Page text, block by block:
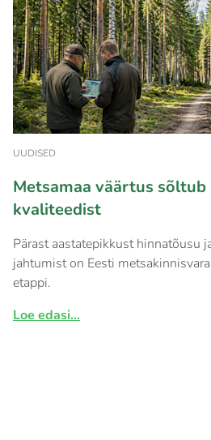
UUDISED
Metsamaa väärtus sõltub
kvaliteedist
Pärast aastatepikkust hinnatõusu
jahtumist on Eesti
etappi.
Loe edasi...